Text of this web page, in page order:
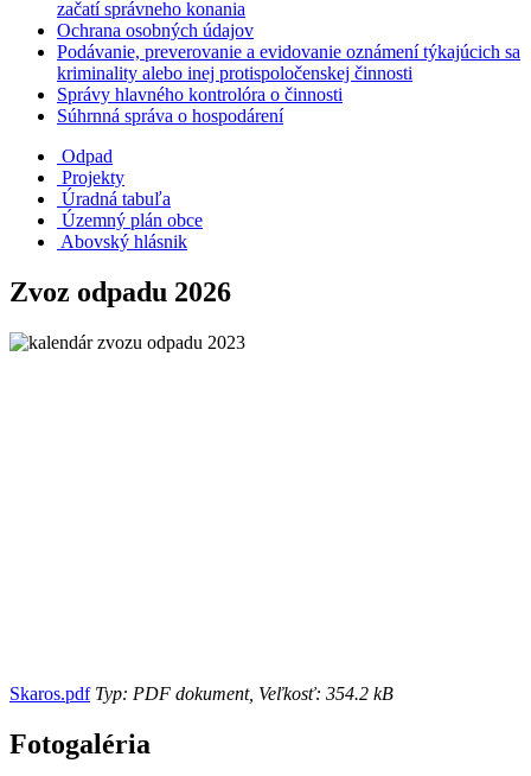
začatí správneho konania
Ochrana osobných údajov
Podávanie, preverovanie a evidovanie oznámení týkajúcich sa
kriminality alebo inej protispoločenskej činnosti
Správy hlavného kontrolóra o činnosti
Súhrnná správa o hospodárení
Odpad
Projekty
Úradná tabuľa
Územný plán obce
Abovský hlásnik
Zvoz odpadu 2026
Skaros.pdfTyp: PDF dokument, Veľkosť: 354.2 kB
Fotogaléria